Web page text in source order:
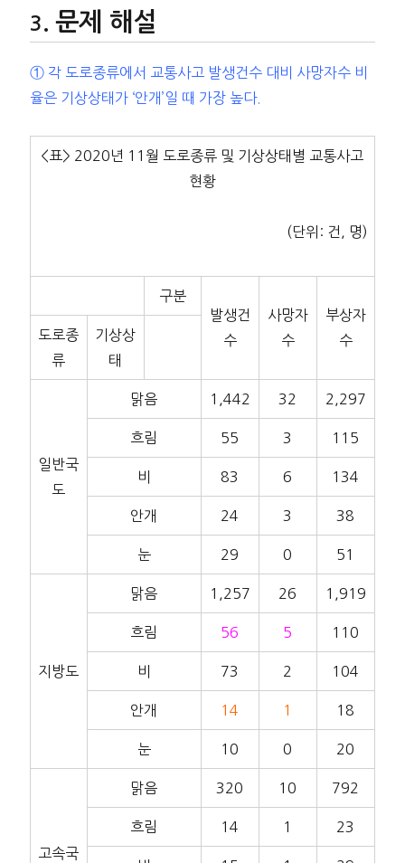
문제 해설
① 각 도로종류에서 교통사고 발생건수 대비 사망자수 비
율은 기상상태가 ‘안개’일 때 가장 높다.
<표> 2020년 11월 도로종류 및 기상상태별 교통사고
현황
(단위: 건, 명)
구분
발생건
수
사망자
수
부상자
수
도로종
류
기상상
태
일반국
도
맑음 1,442 32 2,297
흐림 55 3 115
비 83 6 134
안개 24 3 38
눈 29 0 51
지방도
맑음 1,257 26 1,919
흐림 56 5 110
비 73 2 104
안개 14 1 18
눈 10 0 20
고속국
맑음 320 10 792
흐림 14 1 23